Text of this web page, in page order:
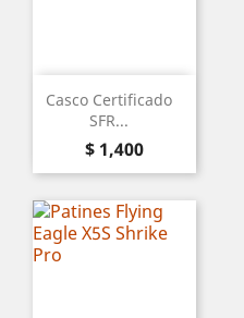
Casco Certificado
SFR...
Precio
$ 1,400